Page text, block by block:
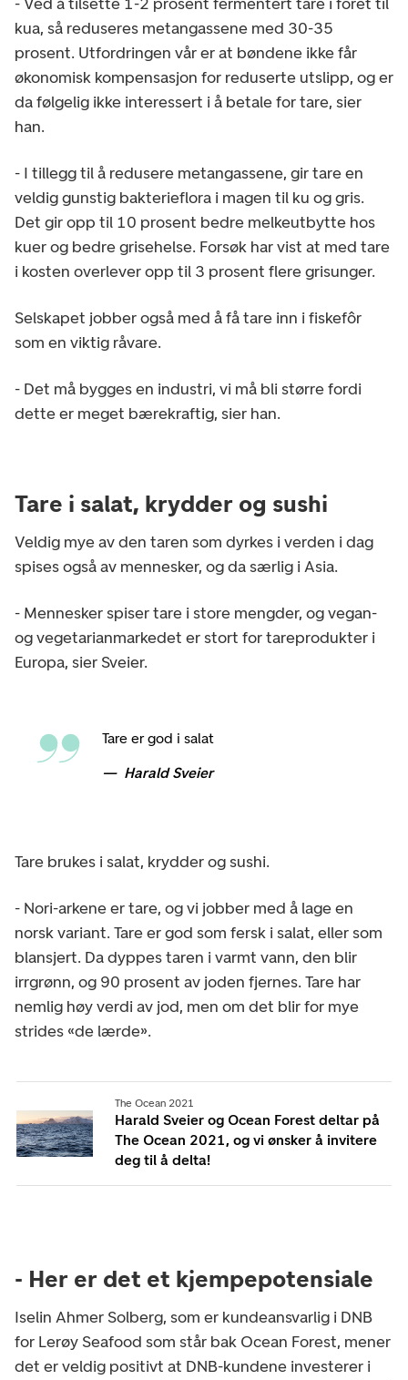
kua, så reduseres metangassene med 30-35
prosent. Utfordringen vår er at bøndene ikke får
økonomisk kompensasjon for reduserte utslipp, og er
da følgelig ikke interessert i å betale for tare, sier
han.
- I tillegg til å redusere metangassene, gir tare en
veldig gunstig bakterieflora i magen til ku og gris.
Det gir opp til 10 prosent bedre melkeutbytte hos
kuer og bedre grisehelse. Forsøk har vist at med tare
i kosten overlever opp til 3 prosent flere grisunger.
Selskapet jobber også med å få tare inn i fiskefôr
som en viktig råvare.
- Det må bygges en industri, vi må bli større fordi
dette er meget bærekraftig, sier han.
Tare i salat, krydder og sushi
Veldig mye av den taren som dyrkes i verden i dag
spises også av mennesker, og da særlig i Asia.
- Mennesker spiser tare i store mengder, og vegan-
og vegetarianmarkedet er stort for tareprodukter i
Europa, sier Sveier.
Tare er god i salat
Harald Sveier
Tare brukes i salat, krydder og sushi.
- Nori-arkene er tare, og vi jobber med å lage en
norsk variant. Tare er god som fersk i salat, eller som
blansjert. Da dyppes taren i varmt vann, den blir
irrgrønn, og 90 prosent av joden fjernes. Tare har
nemlig høy verdi av jod, men om det blir for mye
strides «de lærde».
The Ocean 2021
Harald Sveier og Ocean Forest deltar på
The Ocean 2021, og vi ønsker å invitere
deg til å delta!
- Her er det et kjempepotensiale
Iselin Ahmer Solberg, som er kundeansvarlig i DNB
for Lerøy Seafood som står bak Ocean Forest, mener
det er veldig positivt at DNB-kundene investerer i